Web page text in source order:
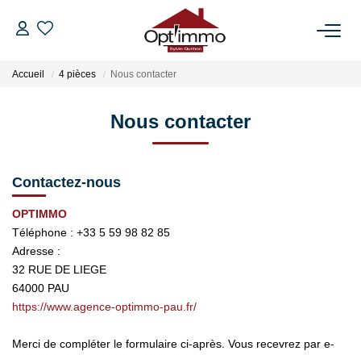
VENTES
LOCATIONS
ESTIMATION
Accueil 4 pièces Nous contacter
Nous contacter
Contactez-nous
OPTIMMO
Téléphone : +33 5 59 98 82 85
Adresse :
32 RUE DE LIEGE
64000 PAU
https://www.agence-optimmo-pau.fr/
Merci de compléter le formulaire ci-après. Vous recevrez par e-